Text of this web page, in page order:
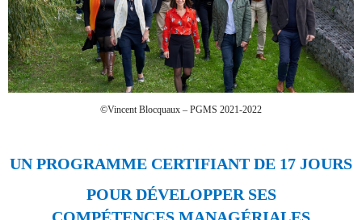
©Vincent Blocquaux – PGMS 2021-2022
UN PROGRAMME CERTIFIANT DE 17 JOURS
POUR DÉVELOPPER SES